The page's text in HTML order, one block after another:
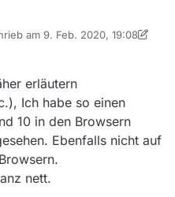
hier im Forum bewege,
eine Art Banner mit dem Text
activate desktop notifications.”
Arbeitsweise: Ich
auf das, was ich gerade
wenn ich mit der Sache oder
davon fertig bin, schaue ich
was neues gibt.
ich die ab, wo immer es
permission zwar im Browser
die Forums-Software fragt
Refresh der Seite erneut
wäre ich auch gerne noch
wie soll ich sagen … einen
erzeugt. ;-)
habe ich schon
abgestellt. Scheinbar ist da
richtige Option dabei. Gibt
?
noch mehr Grüße :-)
am 9. Feb. 2020, 19:08
editiert von iks-jott2. Sept.
erläutern
Ich habe so einen
10 in den Browsern
Ebenfalls nicht auf
nett.